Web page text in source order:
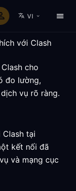
VI
với Clash
cho
đo lường,
vụ rõ ràng.
tại
kết nối đã
và mạng cục